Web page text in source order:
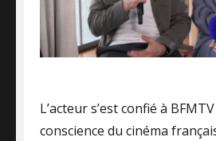
L’acteur s’est confié à
conscience du cinéma